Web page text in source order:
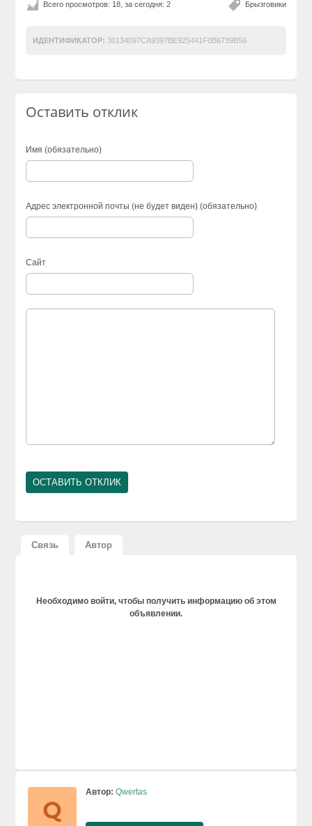
Брызговики
Всего просмотров: 18, за сегодня: 2
ИДЕНТИФИКАТОР: 30134097CA9397BE925441F0B6739B56
Оставить отклик
Имя (обязательно)
Адрес электронной почты (не будет виден) (обязательно)
Сайт
Связь Автор
Необходимо войти, чтобы получить информацию об этом
объявлении.
Автор: Qwertas